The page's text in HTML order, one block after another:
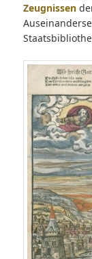
Zeugnissen